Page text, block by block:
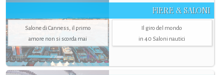
FIERE & SALONI
Salone di Canness, il primo
amore non si scorda mai
Il giro del mondo
in 40 Saloni nautici